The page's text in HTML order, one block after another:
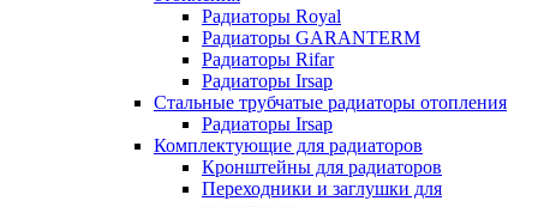
Радиаторы Royal
Радиаторы GARANTERM
Радиаторы Rifar
Радиаторы Irsap
Стальные трубчатые радиаторы отопления
Радиаторы Irsap
Комплектующие для радиаторов
Кронштейны для радиаторов
Переходники и заглушки для